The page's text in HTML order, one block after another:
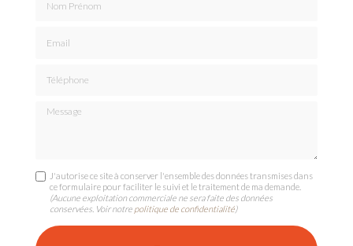
Message
J'autorise ce site à conserver l'ensemble des données transmises dans
ce formulaire pour faciliter le suivi et le traitement de ma demande.
(Aucune exploitation commerciale ne sera faite des données
conservées. Voir notre politique de confidentialité)